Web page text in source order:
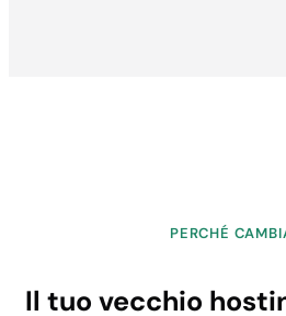
PERCHÉ
Il tuo vecchio